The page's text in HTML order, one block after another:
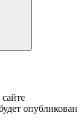
опубликован